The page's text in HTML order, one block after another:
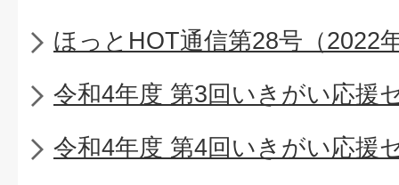
ほっとHOT通信第28号（2022
令和4年度 第3回いきがい応援
令和4年度 第4回いきがい応援